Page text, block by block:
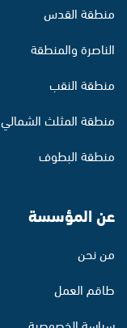
منطقة القدس
الناصرة والمنطقة
منطقة النقب
منطقة المثلث الشمالي
منطقة البطوف
عن المؤسسة
من نحن
طاقم العمل